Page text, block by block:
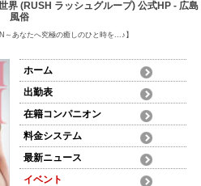
界 (RUSH ラッシュグループ) 公式HP - 広島
風俗
～あなたへ究極の癒しのひと時を...♪】
ホーム
出勤表
在籍コンパニオン
料金システム
最新ニュース
イベント